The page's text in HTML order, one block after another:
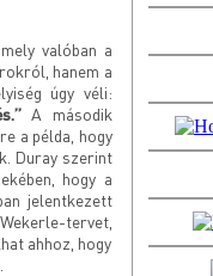
valóban a
hanem a
úgy véli:
A második
a példa, hogy
Duray szerint
hogy a
jelentkezett
tervet,
ahhoz, hogy